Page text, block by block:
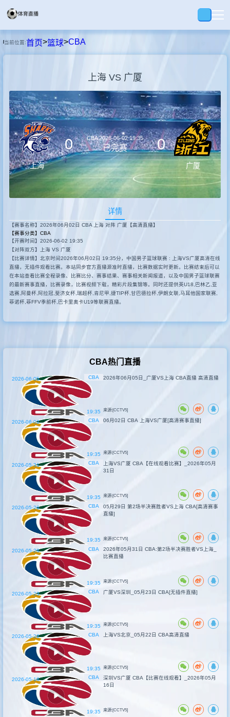
足球
篮球
回放
集锦
快讯
当前位置:首页>篮球>CBA
上海 VS 广厦
上海
0 CBA2026-06-02 19:35
已完赛 0
广厦
详情
【赛事名称】2026年06月02日 CBA 上海 对阵 广厦【高清直播】
【赛事分类】 CBA
【开赛时间】2026-06-02 19:35
【对阵双方】上海 VS 广厦
【比赛详情】北京时间2026年06月02日 19:35分，中国男子篮球联赛 : 上海VS广厦高清在线
直播，无插件观看比赛。本站同步官方直播源准时直播，比赛数据实时更新。比赛结束后可以
在本站查看比赛全程录像、比赛比分、赛事结果、赛事相关新闻报道，以及中国男子篮球联赛
的最新赛事直播，比赛录像，比赛视频下载，精彩片段集锦等。同时还提供英U18,巴林乙,亚
选赛,阿曼杯,阿拉冠,斐济女杯,瑞超杯,肯尼甲,捷TIP杯,甘巴德拉杯,伊朗女联,马耳他国家联赛,
菲诺杯,菲FFV季前杯,巴卡里奥卡U19等联赛直播。
CBA热门直播
CBA
19:35
2026-06-05 2026年06月05日_广厦VS上海 CBA直播 高清直播
来源:[CCTV5]
CBA
19:35
2026-06-02 06月02日 CBA 上海VS广厦[高清赛事直播]
来源:[CCTV5]
CBA
19:35
2026-05-31
上海VS广厦 CBA【在线观看比赛】_2026年05月
31日
来源:[CCTV5]
CBA
19:35
2026-05-26
05月29日 第2场半决赛胜者VS上海 CBA[高清赛事
直播]
来源:[CCTV5]
CBA
19:35
2026-05-28
2026年05月31日 CBA:第2场半决赛胜者VS上海_
比赛直播
来源:[CCTV5]
CBA
19:35
2026-05-23 广厦VS深圳_05月23日 CBA[无插件直播]
来源:[CCTV5]
CBA
19:35
2026-05-22 上海VS北京_05月22日 CBA高清直播
来源:[CCTV5]
CBA
19:35
2026-05-16
深圳VS广厦 CBA【比赛在线观看】_2026年05月
16日
来源:[CCTV5]